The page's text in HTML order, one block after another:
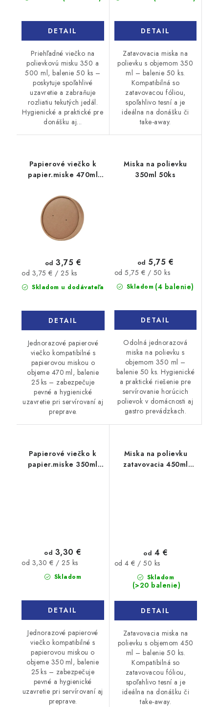
DETAIL
Priehľadné viečko na
polievkovú misku 350 a
500 ml, balenie 50 ks –
poskytuje spoľahlivé
uzavretie a zabraňuje
rozliatiu tekutých jedál.
Hygienické a praktické pre
donášku aj...
DETAIL
Zatavovacia miska na
polievku s objemom 350
ml – balenie 50 ks.
Kompatibilná so
zatavovacou fóliou,
spoľahlivo tesní a je
ideálna na donášku či
take-away.
Papierové viečko k
papier.miske 470ml
Skladom u dodávateľa
od 3,75 €
Jednotková
cena:
od 3,75 € / 25 ks
DETAIL
Jednorazové papierové
viečko kompatibilné s
papierovou miskou o
objeme 470 ml, balenie
25 ks – zabezpečuje
pevné a hygienické
uzavretie pri servírovaní aj
preprave.
Miska na polievku
350ml 50ks
Skladom (4 balenie)
od 5,75 €
Jednotková
cena:
od 5,75 € / 50 ks
DETAIL
Odolná jednorazová
miska na polievku s
objemom 350 ml –
balenie 50 ks. Hygienické
a praktické riešenie pre
servírovanie horúcich
polievok v domácnosti aj
gastro prevádzkach.
Papierové viečko k
papier.miske 350ml
Skladom
od 3,30 €
Jednotková
od 3,30 € / 25 ks
DETAIL
Jednorazové papierové
viečko kompatibilné s
papierovou miskou o
objeme 350 ml, balenie
25 ks – zabezpečuje
pevné a hygienické
uzavretie pri servírovaní aj
preprave.
Miska na polievku
zatavovacia 450ml
Skladom
(>20 balenie)
od 4 €
Jednotková
od 4 € / 50 ks
DETAIL
Zatavovacia miska na
polievku s objemom 450
ml – balenie 50 ks.
Kompatibilná so
zatavovacou fóliou,
spoľahlivo tesní a je
ideálna na donášku či
take-away.